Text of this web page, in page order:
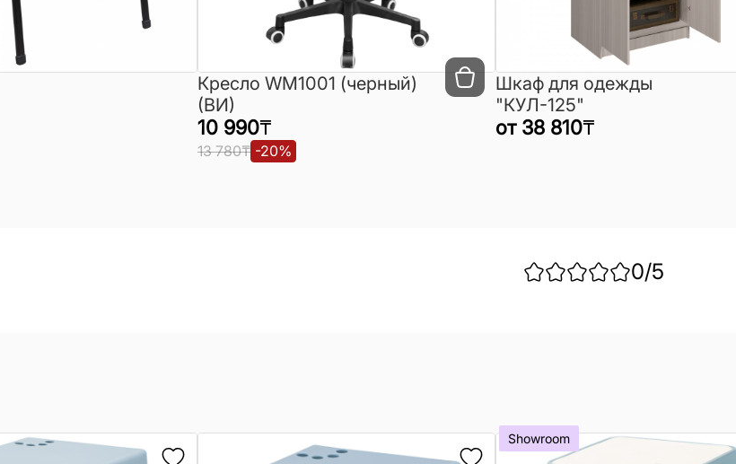
Кресло WM1001 (черный)
(ВИ)
10 990₸
13 780₸ -20%
Шкаф для одежды
"КУЛ-125"
от 38 810₸
0/5
Showroom